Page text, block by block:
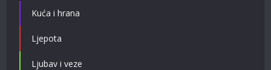
Kuća i hrana
Ljepota
Ljubav i veze